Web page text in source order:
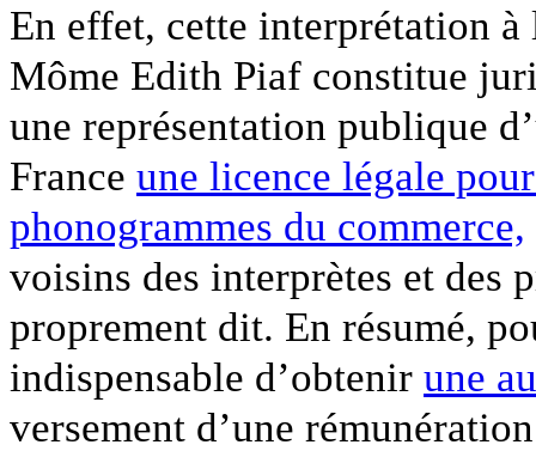
En effet, cette interprétation à
Môme Edith Piaf constitue
une représentation publique
France une licence légale
phonogrammes du commerce,
voisins des interprètes et des
proprement dit. En résumé,
indispensable d’obtenir une
versement d’une